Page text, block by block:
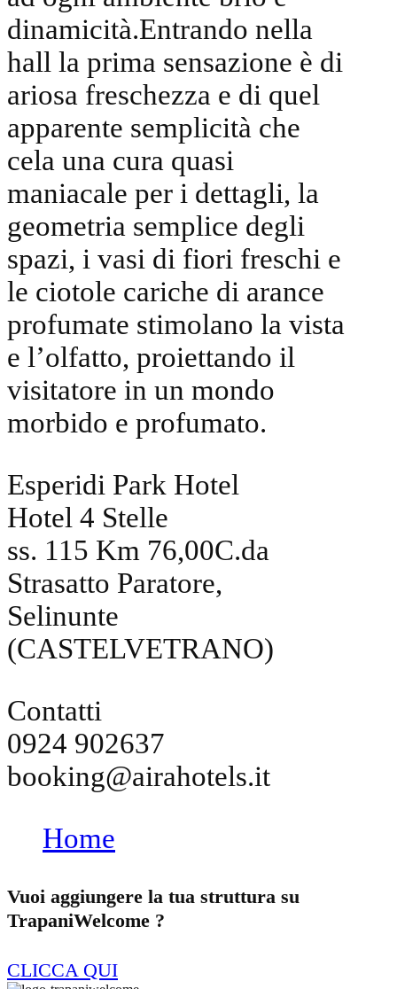
dinamicità.Entrando nella
hall la prima sensazione è di
ariosa freschezza e di quel
apparente semplicità che
cela una cura quasi
maniacale per i dettagli, la
geometria semplice degli
spazi, i vasi di fiori freschi e
le ciotole cariche di arance
profumate stimolano la vista
e l’olfatto, proiettando il
visitatore in un mondo
morbido e profumato.
Esperidi Park Hotel
Hotel 4 Stelle
ss. 115 Km 76,00C.da
Strasatto Paratore,
Selinunte
(CASTELVETRANO)
Contatti
0924 902637
booking@airahotels.it
Home
Vuoi aggiungere la tua struttura su
TrapaniWelcome ?
CLICCA QUI